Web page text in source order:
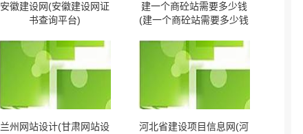
安徽建设网(安徽建设网证
书查询平台)
建一个商砼站需要多少钱
(建一个商砼站需要多少钱
兰州网站设计(甘肃网站设
河北省建设项目信息网(河